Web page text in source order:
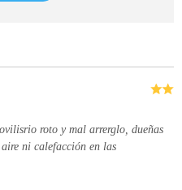
tenemos sobre usted,
roto y mal arrerglo, dueñas
ni calefacción en las